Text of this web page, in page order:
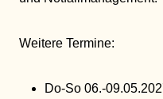
Weitere Termine:
Do-So 06.-